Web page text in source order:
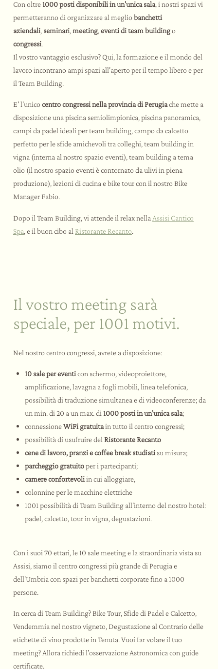
Con oltre 1000 posti disponibili in un'unica sala, i nostri spazi vi
permetteranno di organizzare al megliobanchetti
aziendali, seminari,meeting,eventi di team buildingo
congressi.
Il vostro vantaggio esclusivo? Qui, la formazione e il mondo del
lavoro incontrano ampi spazi all'aperto per il tempo libero e per
il Team Building.
E' l'unicocentro congressi nella provincia di Perugiache mette a
disposizione una piscina semiolimpionica, piscina panoramica,
campi da padel ideali per team building, campo da calcetto
perfetto per le sfide amichevoli tra colleghi, team building in
vigna (interna al nostro spazio eventi), team building a tema
olio (il nostro spazio eventi è contornato da ulivi in piena
produzione), lezioni di cucina e bike tour con il nostro Bike
Manager Fabio.
Dopo il Team Building, vi attende il relax nella Assisi Cantico
Spa , e il buon cibo al Ristorante Recanto
Il vostro meeting sarà
speciale, per 1001 motivi.
Nel nostro centro congressi, avrete a disposizione:
10 sale per eventicon schermo, videoproiettore,
amplificazione, lavagna a fogli mobili, linea telefonica,
possibilità di traduzione simultanea e di videoconferenze; da
un min. di 20 a un max. di 1000 posti in un'unica sala;
connessioneWiFi gratuitain tutto il centro congressi;
possibilità di usufruire del Ristorante Recanto
cene di lavoro, pranzi e coffee break studiati su misura;
parcheggio gratuitoper i partecipanti;
camere confortevoliin cui alloggiare,
colonnine per le macchine elettriche
1001 possibilità di Team Building all'interno del nostro hotel:
padel, calcetto, tour in vigna, degustazioni.
Con i suoi 70 ettari, le 10 sale meeting e la straordinaria vista su
Assisi, siamo il centro congressi più grande di Perugia e
dell'Umbria con spazi per banchetti corporate fino a 1000
persone.
In cerca di Team Building? Bike Tour, Sfide di Padel e Calcetto,
Vendemmia nel nostro vigneto, Degustazione al Contrario delle
etichette di vino prodotte in Tenuta. Vuoi far volare il tuo
meeting? Allora richiedi l'osservazione Astronomica con guide
certificate.